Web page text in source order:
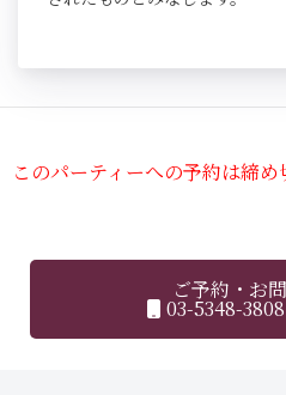
このパーティーへの予約は締め
ご予約・お
03-5348-